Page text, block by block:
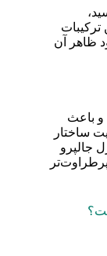
ترکیبات
ظاهر آن
و باعث
ساختار
جالپرو